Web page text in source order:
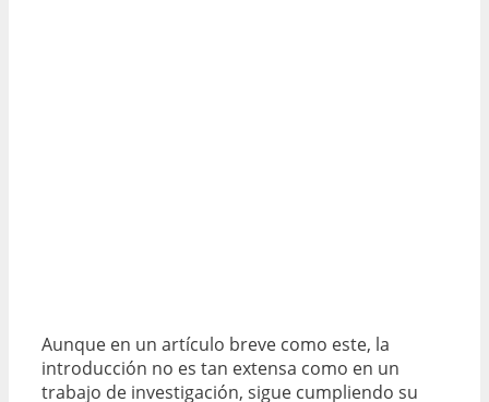
Aunque en un artículo breve como este, la
introducción no es tan extensa como en un
trabajo de investigación, sigue cumpliendo su